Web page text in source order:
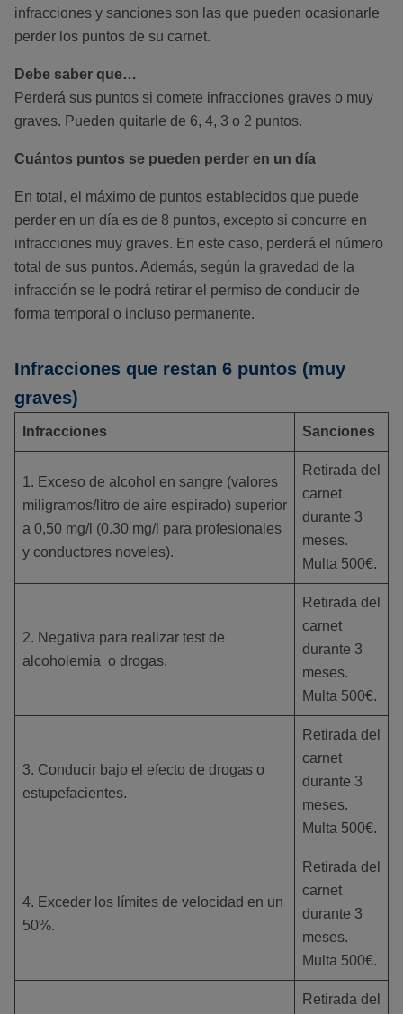
infracciones y sanciones son las que pueden ocasionarle
perder los puntos de su carnet.
Debe saber que…
Perderá sus puntos si comete infracciones graves o muy
graves. Pueden quitarle de 6, 4, 3 o 2 puntos.
Cuántos puntos se pueden perder en un día
En total, el máximo de puntos establecidos que puede
perder en un día es de 8 puntos, excepto si concurre en
infracciones muy graves. En este caso, perderá el número
total de sus puntos. Además, según la gravedad de la
infracción se le podrá retirar el permiso de conducir de
forma temporal o incluso permanente.
Infracciones que restan 6 puntos (muy
graves)
Infracciones Sanciones
1. Exceso de alcohol en sangre (valores
miligramos/litro de aire espirado) superior
a 0,50 mg/l (0.30 mg/l para profesionales
y conductores noveles).
Retirada del
carnet
durante 3
meses.
Multa 500€.
2. Negativa para realizar test de
alcoholemia o drogas.
Retirada del
carnet
durante 3
meses.
Multa 500€.
3. Conducir bajo el efecto de drogas o
estupefacientes.
Retirada del
carnet
durante 3
meses.
Multa 500€.
4. Exceder los límites de velocidad en un
50%.
Retirada del
carnet
durante 3
meses.
Multa 500€.
Retirada del